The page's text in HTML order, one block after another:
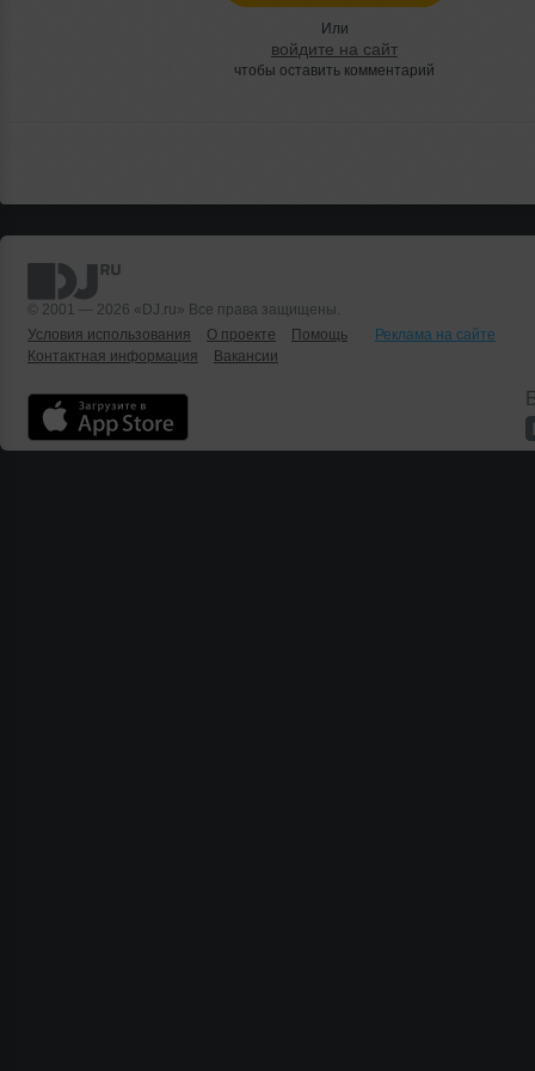
Или
войдите на сайт
чтобы оставить комментарий
© 2001 — 2026 «DJ.ru» Все права защищены.
Условия использования
О проекте Помощь
Реклама на сайте
Контактная информация
Вакансии